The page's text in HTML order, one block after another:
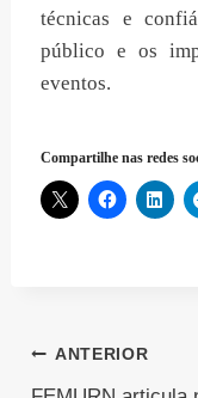
técnicas e
público e os
eventos.
Compartilhe nas redes
Navegação
ANTERIOR